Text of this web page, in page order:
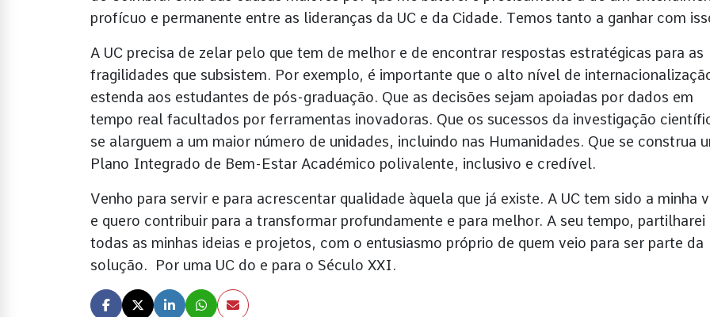
profícuo e permanente entre as lideranças da UC e da Cidade. Temos tanto a ganhar com
A UC precisa de zelar pelo que tem de melhor e de encontrar respostas estratégicas para as
fragilidades que subsistem. Por exemplo, é importante que o alto nível de
estenda aos estudantes de pós-graduação. Que as decisões sejam apoiadas por dados em
tempo real facultados por ferramentas inovadoras. Que os sucessos da investigação
se alarguem a um maior número de unidades, incluindo nas Humanidades. Que se construa
Plano Integrado de Bem-Estar Académico polivalente, inclusivo e credível.
Venho para servir e para acrescentar qualidade àquela que já existe. A UC tem sido a minha
e quero contribuir para a transformar profundamente e para melhor. A seu tempo, partilharei
todas as minhas ideias e projetos, com o entusiasmo próprio de quem veio para ser parte da
solução. Por uma UC do e para o Século XXI.